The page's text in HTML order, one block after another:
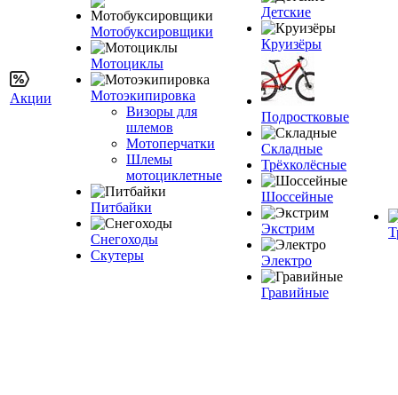
Акции
Мотобуксировщики
Мотоциклы
Мотоэкипировка
Визоры для
шлемов
Мотоперчатки
Шлемы
мотоциклетные
Питбайки
Снегоходы
Скутеры
Детские
Круизёры
Подростковые
Складные
Трёхколёсные
Шоссейные
Экстрим
Электро
Гравийные